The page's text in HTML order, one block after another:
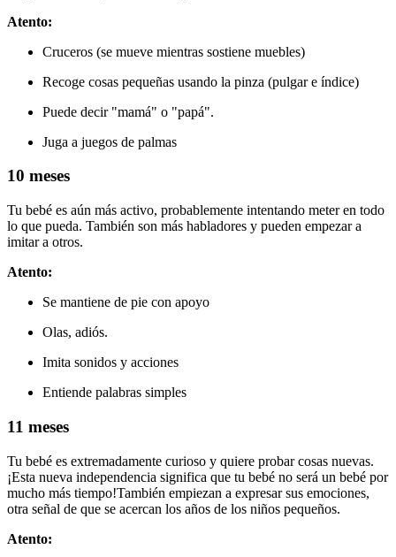
Atento:
Cruceros (se mueve mientras sostiene muebles)
Recoge cosas pequeñas usando la pinza (pulgar e índice)
Puede decir "mamá" o "papá".
Juga a juegos de palmas
10 meses
Tu bebé es aún más activo, probablemente intentando meter en todo
lo que pueda. También son más habladores y pueden empezar a
imitar a otros.
Atento:
Se mantiene de pie con apoyo
Olas, adiós.
Imita sonidos y acciones
Entiende palabras simples
11 meses
Tu bebé es extremadamente curioso y quiere probar cosas nuevas.
¡Esta nueva independencia significa que tu bebé no será un bebé por
mucho más tiempo!También empiezan a expresar sus emociones,
otra señal de que se acercan los años de los niños pequeños.
Atento: